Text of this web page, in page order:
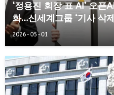
‘정용진 회장 표 AI’ 오픈
화…신세계그룹 ‘기사 삭
2026-05-01